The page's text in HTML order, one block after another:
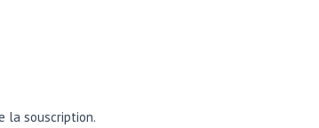
la souscription.